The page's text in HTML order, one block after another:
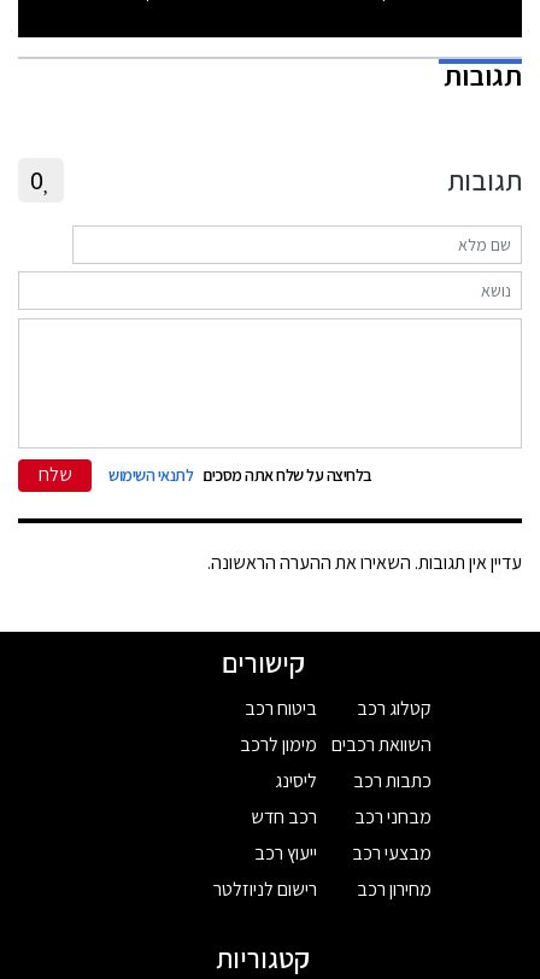
תגובות
תגובות 0
בלחיצה על שלח אתה מסכים לתנאי השימוש שלח
עדיין אין תגובות. השאירו את ההערה הראשונה.
קישורים
קטלוג רכב
השוואת רכבים
כתבות רכב
מבחני רכב
מבצעי רכב
מחירון רכב
ביטוח רכב
מימון לרכב
ליסינג
רכב חדש
ייעוץ רכב
רישום לניוזלטר
קטגוריות